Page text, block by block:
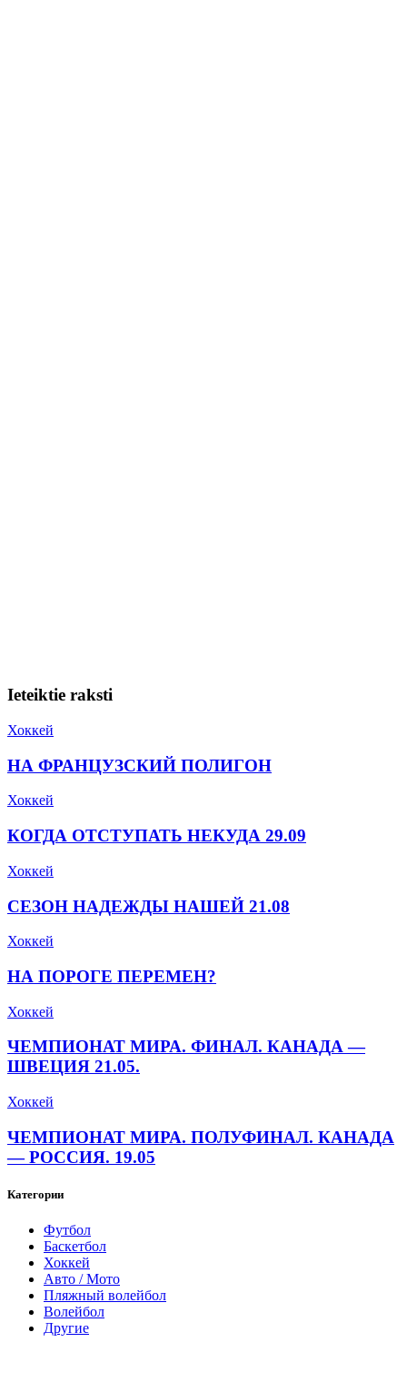
Ieteiktie raksti
Хоккей
НА ФРАНЦУЗСКИЙ ПОЛИГОН
Хоккей
КОГДА ОТСТУПАТЬ НЕКУДА 29.09
Хоккей
СЕЗОН НАДЕЖДЫ НАШЕЙ 21.08
Хоккей
НА ПОРОГЕ ПЕРЕМЕН?
Хоккей
ЧЕМПИОНАТ МИРА. ФИНАЛ. КАНАДА —
ШВЕЦИЯ 21.05.
Хоккей
ЧЕМПИОНАТ МИРА. ПОЛУФИНАЛ. КАНАДА
— РОССИЯ. 19.05
Категории
Футбол
Баскетбол
Хоккей
Авто / Мото
Пляжный волейбол
Волейбол
Другие